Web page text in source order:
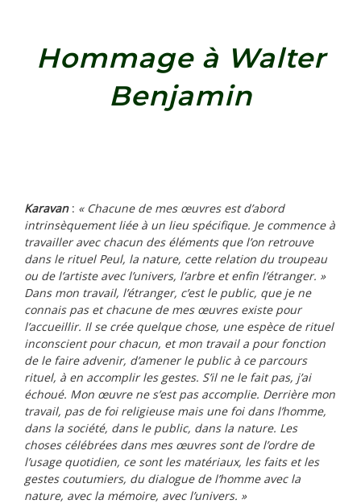
Hommage à Walter
Benjamin
Karavan: « Chacune de mes œuvres est d’abord
intrinsèquement liée à un lieu spécifique. Je commence à
travailler avec chacun des éléments que l’on retrouve
dans le rituel Peul, la nature, cette relation du troupeau
ou de l’artiste avec l’univers, l’arbre et enfin l’étranger. »
Dans mon travail, l’étranger, c’est le public, que je ne
connais pas et chacune de mes œuvres existe pour
l’accueillir. Il se crée quelque chose, une espèce de rituel
inconscient pour chacun, et mon travail a pour fonction
de le faire advenir, d’amener le public à ce parcours
rituel, à en accomplir les gestes. S’il ne le fait pas, j’ai
échoué. Mon œuvre ne s’est pas accomplie. Derrière mon
travail, pas de foi religieuse mais une foi dans l’homme,
dans la société, dans le public, dans la nature. Les
choses célébrées dans mes œuvres sont de l’ordre de
l’usage quotidien, ce sont les matériaux, les faits et les
gestes coutumiers, du dialogue de l’homme avec la
nature, avec la mémoire, avec l’univers. »